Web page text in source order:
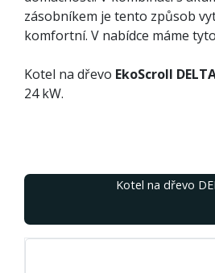
zásobníkem je tento způsob
komfortní. V nabídce máme
Kotel na dřevo EkoScroll
24 kW.
Kotel na dřevo